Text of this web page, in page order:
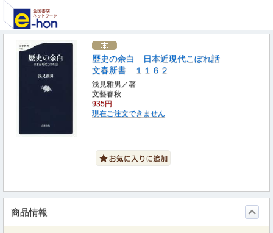
歴史の余白 日本近現代こぼれ話
文春新書 １１６２
浅見雅男／著
文藝春秋
935円
現在ご注文できません
商品情報